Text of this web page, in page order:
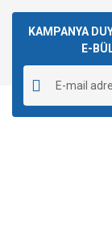
kullanarak
Görüş ve
Ürün
Ürün
Ürün
Ürün fiyatı
KAMPANYA
E-